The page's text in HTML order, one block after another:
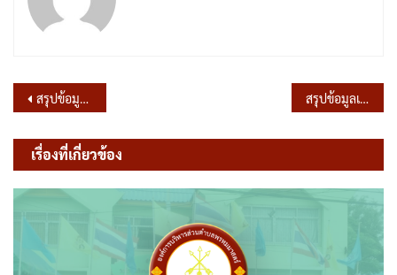
แนะแนว
เรื่อง
สรุปข้อมูลเชิงสถิติเรื่องร้องเรียนการทุจริตและประพฤติมิชอบ ประจำเดือน กรกฎาคม พ.ศ.2567 สรุปข้อมูลเชิงสถิติการให้บริการประชาชน ณ จุดให้บริการ (walk-In) และบริการ (E-Service) เดือน กรกฎาคม 2567
เรื่องที่เกี่ยวข้อง